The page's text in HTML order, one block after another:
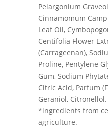
Pelargonium
Cinnamomum
Leaf Oil,
Centifolia Flower
(Carrageenan),
Proline, Pentylene
Gum, Sodium
Citric Acid, Parfum
Geraniol,
*ingredients from
agriculture.